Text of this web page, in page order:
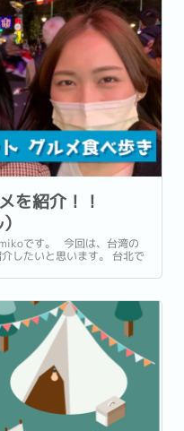
を紹介！！
です。 今回は、台湾の
したいと思います。 台北で
イトマーケットグルメ食べ